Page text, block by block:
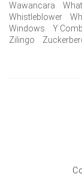
Wawancara
Whistleblower
Windows
Y
Zilingo